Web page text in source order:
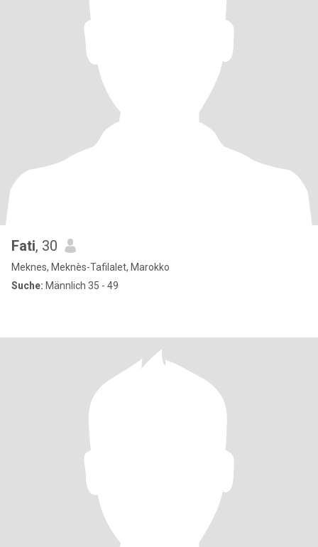
Fati, 30
Meknes, Meknès-Tafilalet, Marokko
Suche: Männlich 35 - 49